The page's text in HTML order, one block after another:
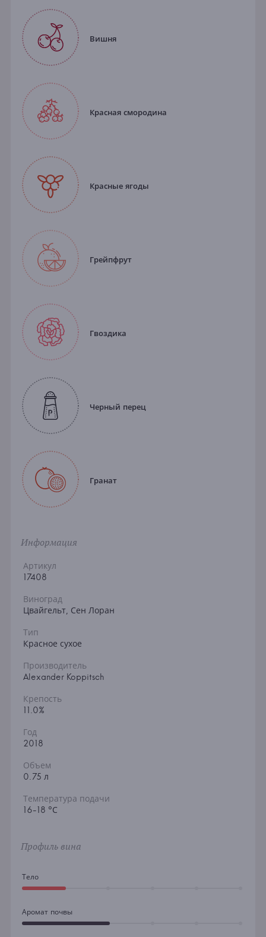
Вишня
Красная смородина
Красные ягоды
Грейпфрут
Гвоздика
Черный перец
Гранат
Информация
Артикул
17408
Виноград
Цвайгельт, Сен Лоран
Тип
Красное сухое
Производитель
Alexander Koppitsch
Крепость
11.0%
Год
2018
Объем
0.75 л
Температура подачи
16-18 °С
Профиль вина
Тело
Аромат почвы